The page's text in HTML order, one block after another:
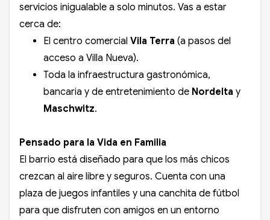
servicios inigualable a solo minutos. Vas a estar
cerca de:
El centro comercial Vila Terra (a pasos del
acceso a Villa Nueva).
Toda la infraestructura gastronómica,
bancaria y de entretenimiento de Nordelta y
Maschwitz.
Pensado para la Vida en Familia
El barrio está diseñado para que los más chicos
crezcan al aire libre y seguros. Cuenta con una
plaza de juegos infantiles y una canchita de fútbol
para que disfruten con amigos en un entorno